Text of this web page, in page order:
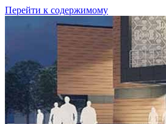
Перейти к содержимому